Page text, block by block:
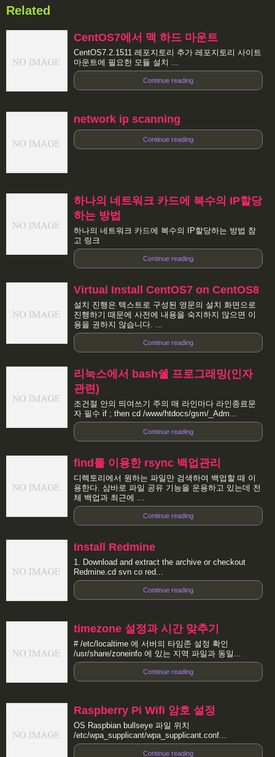
Related
CentOS7에서 맥 하드 마운트
CentOS7.2.1511 레포지토리 추가 레포지토리 사이트
마운트에 필요한 모듈 설치 ...
Continue reading
network ip scanning
Continue reading
하나의 네트워크 카드에 복수의 IP할당
하는 방법
하나의 네트워크 카드에 복수의 IP할당하는 방법 참
고 링크
Continue reading
Virtual Install CentOS7 on CentOS8
설치 진행은 텍스트로 구성된 영문의 설치 화면으로
진행하기 때문에 사전에 내용을 숙지하지 않으면 이
용을 권하지 않습니다. ...
Continue reading
리눅스에서 bash쉘 프로그래밍(인자
관련)
조건절 안의 띄여쓰기 주의 매 라인마다 라인종료문
자 필수 if ; then cd /www/htdocs/gsm/_Adm...
Continue reading
find를 이용한 rsync 백업관리
디렉토리에서 원하는 파일만 검색하여 백업할 때 이
용한다. 삼바로 파일 공유 기능을 운용하고 있는데 전
체 백업과 최근에 ...
Continue reading
Install Redmine
1. Download and extract the archive or checkout
Redmine.cd svn co red...
Continue reading
timezone 설정과 시간 맞추기
# /etc/localtime 에 서버의 타임존 설정 확인
/usr/share/zoneinfo 에 있는 지역 파일과 동일...
Continue reading
Raspberry Pi Wifi 암호 설정
OS Raspbian bullseye 파일 위치
/etc/wpa_supplicant/wpa_supplicant.conf...
Continue reading